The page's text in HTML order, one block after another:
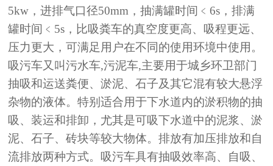
5kw，进排气口径50mm，抽满罐时间﹤6s，排满
罐时间﹤5s，比吸粪车的真空度更高、吸程更远、
压力更大，可满足用户在不同的使用环境中使用。
吸污车又叫污水车,污泥车,主要用于城乡环卫部门
抽吸和运送粪便、淤泥、石子及其它混有较大悬浮
杂物的液体。特别适合用于下水道内的淤积物的抽
吸、装运和排卸，尤其是可吸下水道中的泥浆、淤
泥、石子、砖块等较大物体。排放有加压排放和自
流排放两种方式。吸污车具有抽吸效率高、自吸、